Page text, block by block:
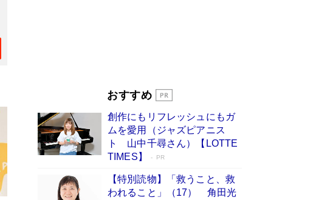
開発への関心を押し上げた18年の物語に幕 特装
Book Bang
「不意に涙が出そうに…」高嶋政伸が明かし
た“13歳の娘を暴行する役”への葛藤 インティマ
シーコーディネーターに支えられたNHK『大奥』
Book Bang
おすすめ
創作にもリフレッシュにもガ
ムを愛用（ジャズピアニス
ト 山中千尋さん）【LOTTE
TIMES】
PR
【特別読物】「救うこと、救
われること」（17） 角田光